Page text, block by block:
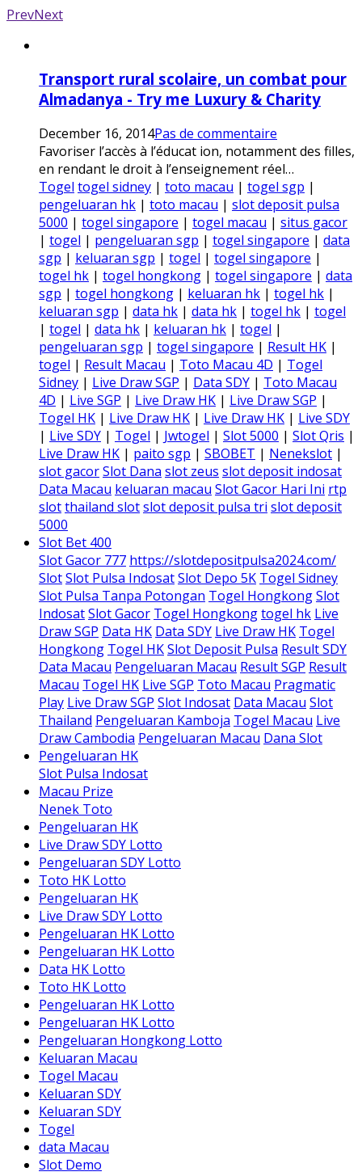
PrevNext
Transport rural scolaire, un combat pour
Almadanya - Try me Luxury & Charity
December 16, 2014Pas de commentaire
Favoriser l’accès à l’éducat ion, notamment des filles,
en rendant le droit à l’enseignement réel…
Togel togel sidney | toto macau | togel sgp |
pengeluaran hk | toto macau | slot deposit pulsa
5000 | togel singapore | togel macau | situs gacor
| togel | pengeluaran sgp | togel singapore | data
sgp | keluaran sgp | togel | togel singapore |
togel hk | togel hongkong | togel singapore | data
sgp | togel hongkong | keluaran hk | togel hk |
keluaran sgp | data hk | data hk | togel hk | togel
| togel | data hk | keluaran hk | togel |
pengeluaran sgp | togel singapore | Result HK |
togel | Result Macau | Toto Macau 4D | Togel
Sidney | Live Draw SGP | Data SDY | Toto Macau
4D | Live SGP | Live Draw HK | Live Draw SGP |
Togel HK | Live Draw HK | Live Draw HK | Live SDY
| Live SDY | Togel | Jwtogel | Slot 5000 | Slot Qris |
Live Draw HK | paito sgp | SBOBET | Nenekslot |
slot gacorSlot Dana slot zeus slot deposit indosat
Data Macau keluaran macau Slot Gacor Hari Ini rtp
slotthailand slotslot deposit pulsa tri slot deposit
5000
Slot Bet 400
Slot Gacor 777 https://slotdepositpulsa2024.com/
SlotSlot Pulsa IndosatSlot Depo 5K Togel Sidney
Slot Pulsa Tanpa Potongan Togel HongkongSlot
IndosatSlot Gacor Togel Hongkongtogel hk Live
Draw SGP Data HK Data SDY Live Draw HK Togel
Hongkong Togel HKSlot Deposit Pulsa Result SDY
Data Macau Pengeluaran Macau Result SGP Result
Macau Togel HK Live SGP Toto Macau Pragmatic
Play Live Draw SGP Slot Indosat Data Macau Slot
Thailand Pengeluaran Kamboja Togel Macau Live
Draw Cambodia Pengeluaran Macau Dana Slot
Pengeluaran HK
Slot Pulsa Indosat
Macau Prize
Nenek Toto
Pengeluaran HK
Live Draw SDY Lotto
Pengeluaran SDY Lotto
Toto HK Lotto
Pengeluaran HK
Live Draw SDY Lotto
Pengeluaran HK Lotto
Pengeluaran HK Lotto
Data HK Lotto
Toto HK Lotto
Pengeluaran HK Lotto
Pengeluaran HK Lotto
Pengeluaran Hongkong Lotto
Keluaran Macau
Togel Macau
Keluaran SDY
Keluaran SDY
Togel
data Macau
Slot Demo